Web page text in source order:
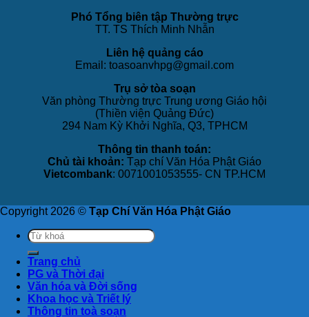
Phó Tổng biên tập Thường trực
TT. TS Thích Minh Nhẫn
Liên hệ quảng cáo
Email: toasoanvhpg@gmail.com
Trụ sở tòa soạn
Văn phòng Thường trực Trung ương Giáo hội
(Thiền viện Quảng Đức)
294 Nam Kỳ Khởi Nghĩa, Q3, TPHCM
Thông tin thanh toán:
Chủ tài khoản: Tạp chí Văn Hóa Phật Giáo
Vietcombank: 0071001053555- CN TP.HCM
Copyright 2026 © Tạp Chí Văn Hóa Phật Giáo
Trang chủ
PG và Thời đại
Văn hóa và Đời sống
Khoa học và Triết lý
Thông tin toà soạn